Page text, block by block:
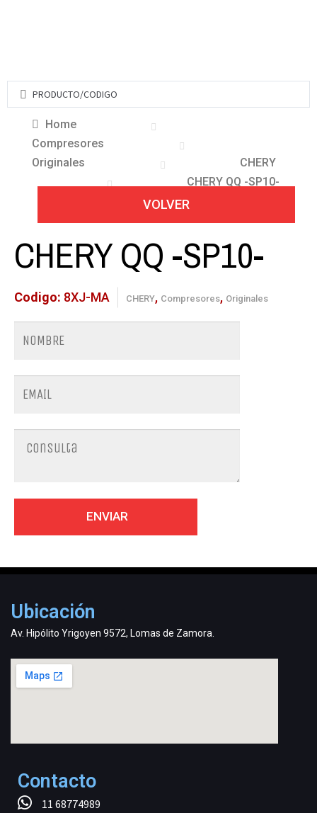
Home
Compresores
Originales
CHERY
CHERY QQ -SP10-
VOLVER
CHERY QQ -SP10-
Codigo: 8XJ-MA CHERY, Compresores, Originales
Ubicación
Av. Hipólito Yrigoyen 9572, Lomas de Zamora.
Contacto
11 68774989